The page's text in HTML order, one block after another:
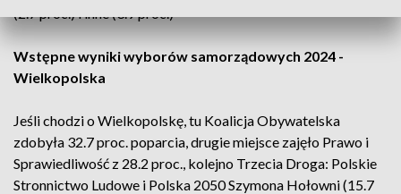
(2.7 proc.) i inne (3.9 proc.)
Wstępne wyniki wyborów samorządowych 2024 -
Wielkopolska
Jeśli chodzi o Wielkopolskę, tu Koalicja Obywatelska
zdobyła 32.7 proc. poparcia, drugie miejsce zajęło Prawo i
Sprawiedliwość z 28.2 proc., kolejno Trzecia Droga: Polskie
Stronnictwo Ludowe i Polska 2050 Szymona Hołowni (15.7